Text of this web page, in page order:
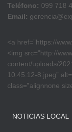
Teléfono: 099 718
Email:
<a href=”https://
<img src=”http://
content/uploads/
10.45.12-8.jpeg”
class=”alignnone
NOTICIAS LOCAL